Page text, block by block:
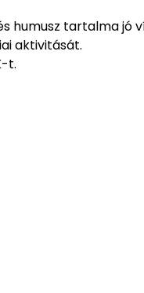
humusz tartalma jó
aktivitását.
t.